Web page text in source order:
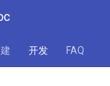
开发 FAQ